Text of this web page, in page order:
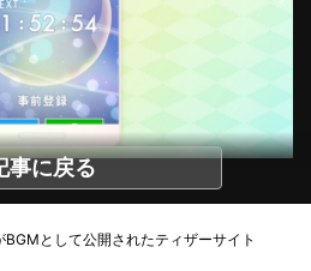
事に戻る
として公開されたティザーサイト